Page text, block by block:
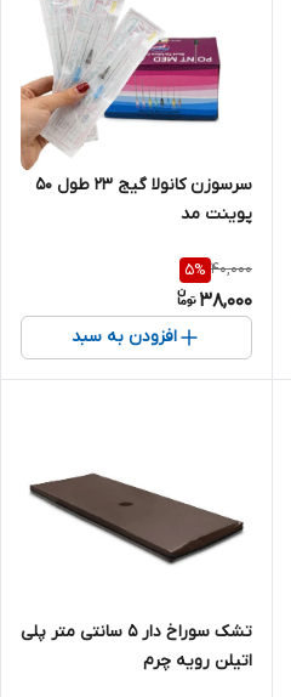
سرسوزن کانولا گیج 23 طول 50
پوینت مد
40,000
5%
38,000
افزودن به سبد
تشک سوراخ دار ۵ سانتی متر پلی
اتیلن رویه چرم